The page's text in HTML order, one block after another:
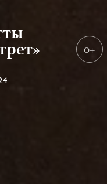
0+